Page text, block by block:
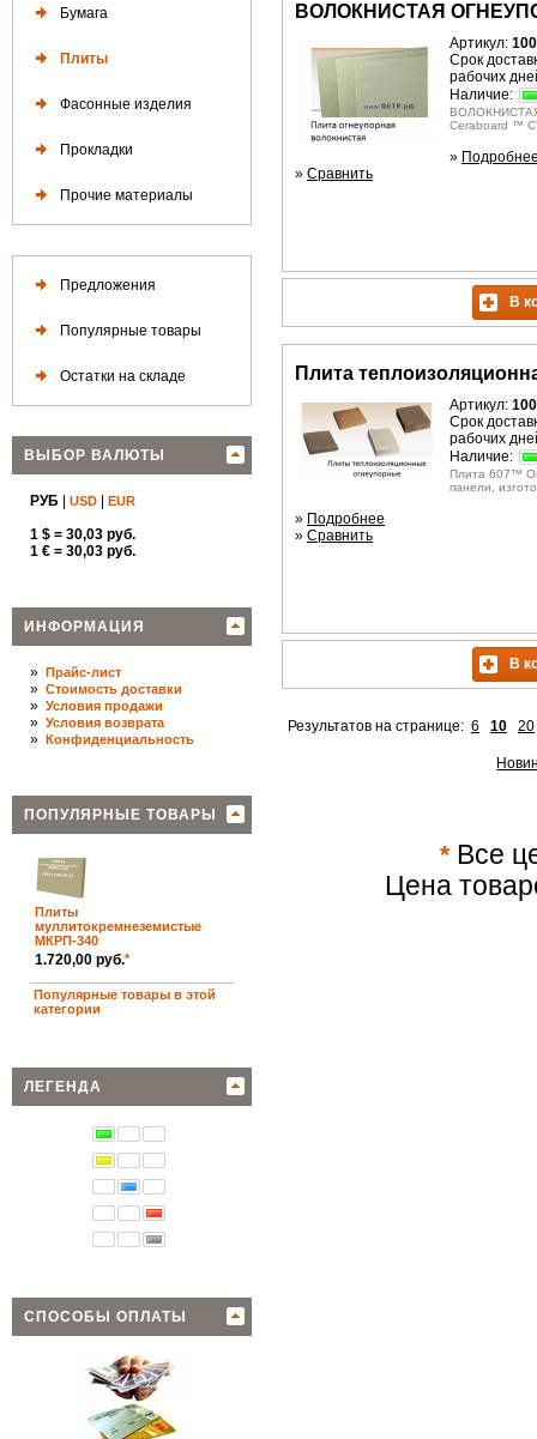
Бумага
Плиты
Фасонные изделия
Прокладки
Прочие материалы
Предложения
Популярные товары
Остатки на складе
ВЫБОР ВАЛЮТЫ
РУБ USD EUR
1 $ = 30,03 руб.
1 € = 30,03 руб.
ИНФОРМАЦИЯ
» Прайс-лист
» Стоимость доставки
» Условия продажи
» Условия возврата
» Конфиденциальность
ПОПУЛЯРНЫЕ ТОВАРЫ
Плиты
муллитокремнеземистые
МКРП-340
1.720,00 руб.*
Популярные товары в этой
категории
ЛЕГЕНДА
СПОСОБЫ ОПЛАТЫ
ВОЛОКНИСТАЯ
Артикул:
Срок
рабочих
Наличие:
Ceraboard ™
»
» Сравнить
В
Плита
Артикул:
Срок
рабочих
Наличие:
Плита 607™
панели,
» Подробнее
» Сравнить
В
Результатов на странице: 6 10 20
* Все
Цена